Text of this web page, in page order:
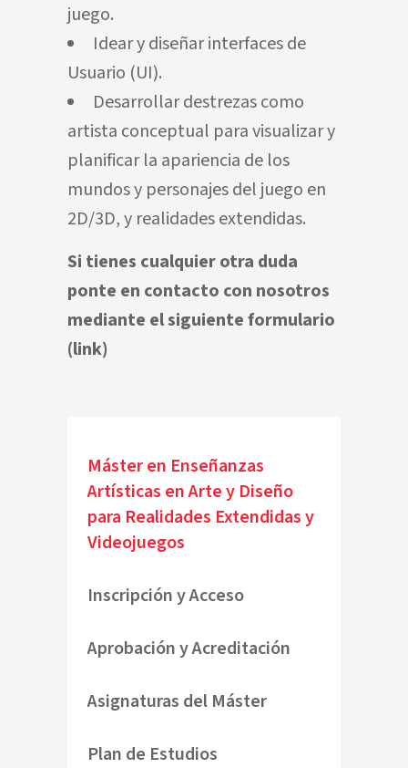
juego.
Idear y diseñar interfaces de
Usuario (UI).
Desarrollar destrezas como
artista conceptual para visualizar y
planificar la apariencia de los
mundos y personajes del juego en
2D/3D, y realidades extendidas.
Si tienes cualquier otra duda
ponte en contacto con nosotros
mediante el siguiente formulario
(link)
Máster en Enseñanzas
Artísticas en Arte y Diseño
para Realidades Extendidas y
Videojuegos
Inscripción y Acceso
Aprobación y Acreditación
Asignaturas del Máster
Plan de Estudios